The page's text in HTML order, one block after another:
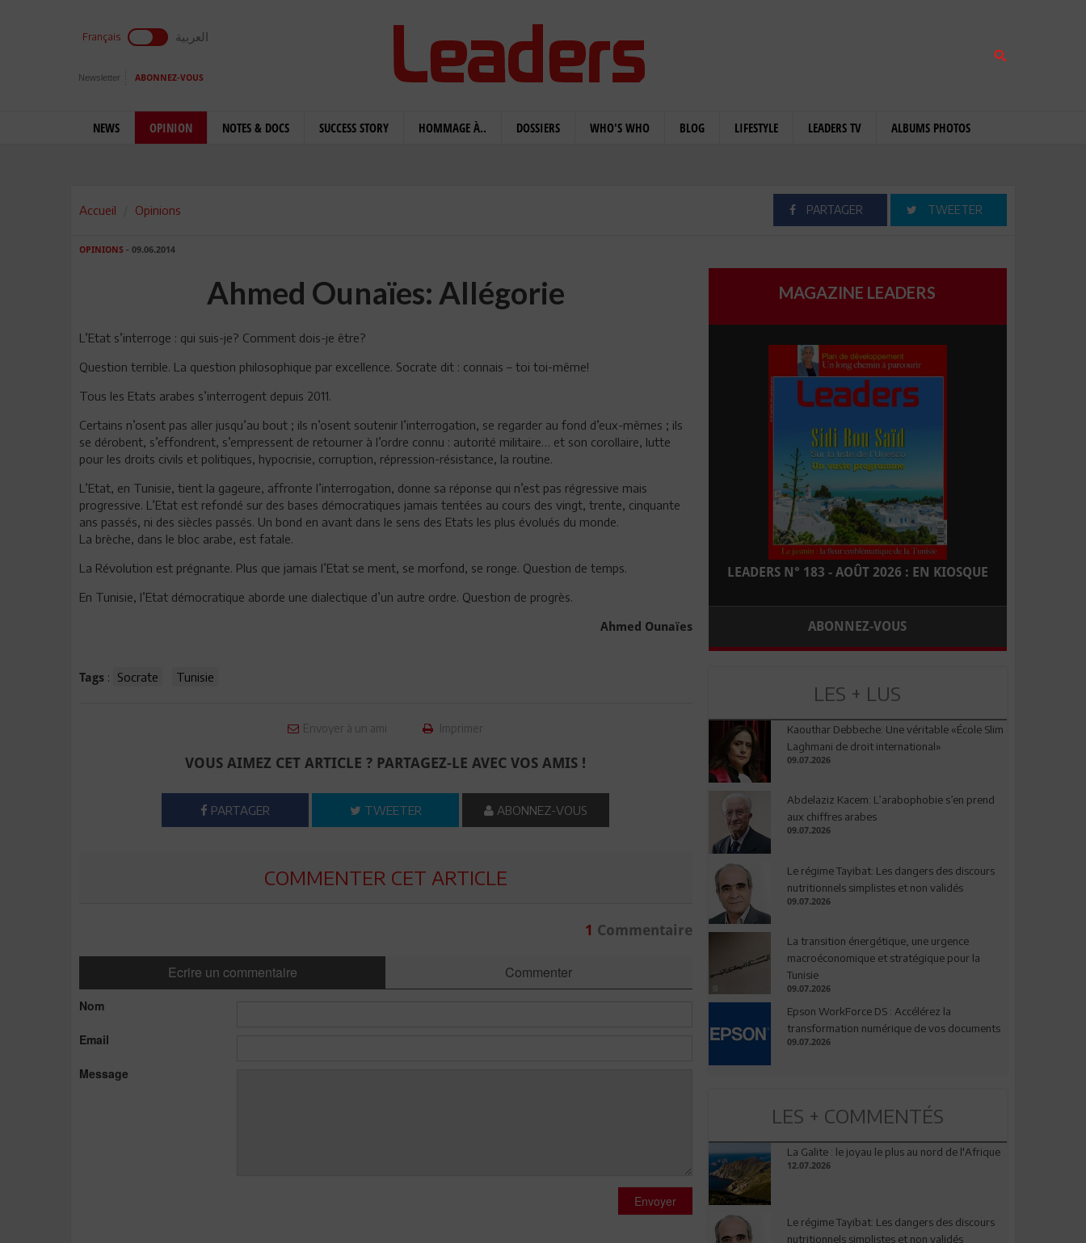
Français العربية
Newsletter ABONNEZ-VOUS
NEWS OPINION NOTES & DOCS SUCCESS STORY HOMMAGE À.. DOSSIERS WHO'S WHO BLOG LIFESTYLE LEADERS TV ALBUMS PHOTOS
Accueil Opinions PARTAGER TWEETER
OPINIONS - 09.06.2014
Ahmed Ounaïes: Allégorie
L’Etat s’interroge : qui suis-je? Comment dois-je être?
Question terrible. La question philosophique par excellence. Socrate dit : connais – toi toi-même!
Tous les Etats arabes s’interrogent depuis 2011.
Certains n’osent pas aller jusqu’au bout ; ils n’osent soutenir l’interrogation, se regarder au fond d’eux-mêmes ; ils
se dérobent, s’effondrent, s’empressent de retourner à l’ordre connu : autorité militaire… et son corollaire, lutte
pour les droits civils et politiques, hypocrisie, corruption, répression-résistance, la routine.
L’Etat, en Tunisie, tient la gageure, affronte l’interrogation, donne sa réponse qui n’est pas régressive mais
progressive. L’Etat est refondé sur des bases démocratiques jamais tentées au cours des vingt, trente, cinquante
ans passés, ni des siècles passés. Un bond en avant dans le sens des Etats les plus évolués du monde.
La brèche, dans le bloc arabe, est fatale.
La Révolution est prégnante. Plus que jamais l’Etat se ment, se morfond, se ronge. Question de temps.
En Tunisie, l’Etat démocratique aborde une dialectique d’un autre ordre. Question de progrès.
Ahmed Ounaïes
Tags : Socrate Tunisie
Envoyer à un ami Imprimer
VOUS AIMEZ CET ARTICLE ? PARTAGEZ-LE AVEC VOS AMIS !
PARTAGER TWEETER ABONNEZ-VOUS
COMMENTER CET ARTICLE
1 Commentaire
Ecrire un commentaire Commenter
Nom
Email
Message
Envoyer
MAGAZINE LEADERS
LEADERS N° 183 - AOÛT 2026 : EN KIOSQUE
ABONNEZ-VOUS
LES + LUS
Kaouthar Debbeche: Une véritable «École Slim
Laghmani de droit international»
09.07.2026
Abdelaziz Kacem: L’arabophobie s’en prend
aux chiffres arabes
09.07.2026
Le régime Tayibat: Les dangers des discours
nutritionnels simplistes et non validés
09.07.2026
La transition énergétique, une urgence
macroéconomique et stratégique pour la
Tunisie
09.07.2026
Epson WorkForce DS : Accélérez la
transformation numérique de vos documents
09.07.2026
LES + COMMENTÉS
La Galite : le joyau le plus au nord de l'Afrique
12.07.2026
Le régime Tayibat: Les dangers des discours
nutritionnels simplistes et non validés